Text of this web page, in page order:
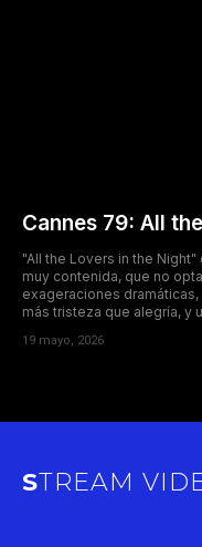
Cannes 79: All
"All the Lovers in the
muy contenida, que no
exageraciones
más tristeza que alegría, y
19 mayo, 2026
STREAM